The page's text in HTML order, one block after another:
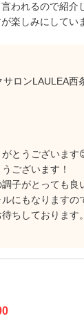
われるので紹介
楽しみにしてい
とうございます
ございます！
子がとっても良
にもなりますの
ちしております。